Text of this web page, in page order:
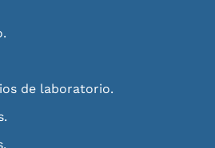
de laboratorio.